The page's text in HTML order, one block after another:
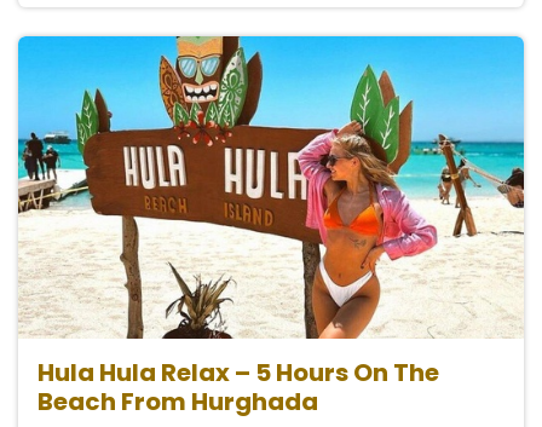
Hula Hula Relax – 5 Hours On The
Beach From Hurghada